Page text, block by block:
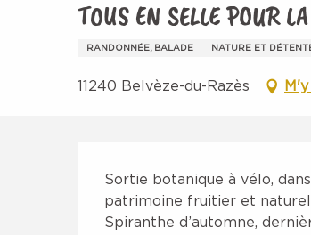
TOUS EN SELLE POUR
RANDONNÉE, BALADE NATURE ET
11240 Belvèze-du-Razès
Description
Sortie botanique à vélo,
patrimoine fruitier et naturel
Spiranthe d’automne,